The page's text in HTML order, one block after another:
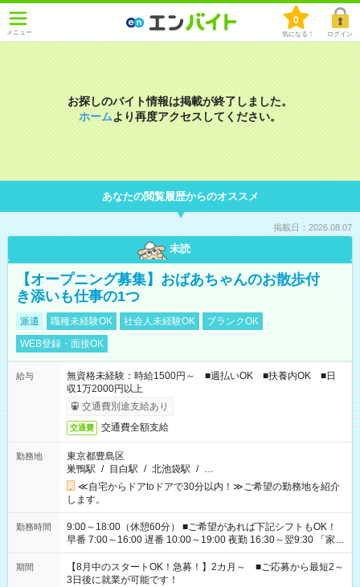
メニュー
0
気になる！ ログイン
お探しのバイト情報は掲載が終了しました。
ホームより再度アクセスしてください。
あなたの閲覧履歴からのオススメ
掲載日：2026.08.07
未読
【オープニング募集】おばあちゃんのお散歩付
き添いも仕事の1つ
派遣 職種未経験OK 社会人未経験OK
ブランクOK
WEB登録・面接OK
給与
無資格未経験：時給1500円～ ■週払いOK ■扶養内OK ■日
収1万2000円以上
交通費別途支給あり
交通費 交通費全額支給
勤務地
東京都豊島区
巣鴨駅 / 目白駅 / 北池袋駅 / …
≪自宅からドアtoドアで30分以内！≫ご希望の勤務地を紹介
します。
勤務時間
9:00～18:00（休憩60分） ■ご希望があれば下記シフトもOK！
早番 7:00～16:00 遅番 10:00～19:00 夜勤 16:30～翌9:30 「家族
と休みを合わせたい」 「余裕を持って夕飯の準備がしたい」
「できれば残業はしたくない」 など、ご希望を教えてください
ね。 ※Wワーク希望の方へ 今ご覧のお仕事で希望する勤務時間
期間
【8月中のスタートOK！急募！】2カ月～ ■ご応募から最短2～
3日後に就業が可能です！